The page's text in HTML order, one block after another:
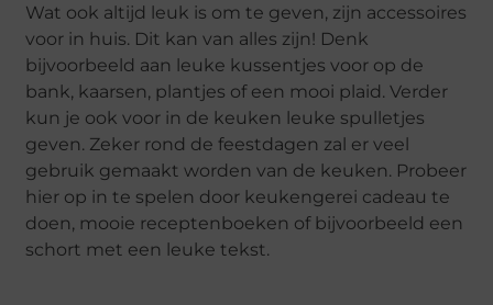
Wat ook altijd leuk is om te geven, zijn accessoires
voor in huis. Dit kan van alles zijn! Denk
bijvoorbeeld aan leuke kussentjes voor op de
bank, kaarsen, plantjes of een mooi plaid. Verder
kun je ook voor in de keuken leuke spulletjes
geven. Zeker rond de feestdagen zal er veel
gebruik gemaakt worden van de keuken. Probeer
hier op in te spelen door keukengerei cadeau te
doen, mooie receptenboeken of bijvoorbeeld een
schort met een leuke tekst.